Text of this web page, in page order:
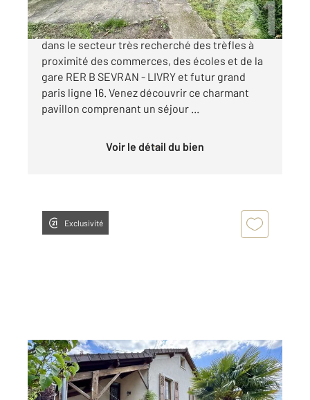
SEVRAN QUARTIER TREFLES Idéalement situé
dans le secteur très recherché des trèfles à
proximité des commerces, des écoles et de la
gare RER B SEVRAN - LIVRY et futur grand
paris ligne 16. Venez découvrir ce charmant
pavillon comprenant un séjour ...
Voir le détail du bien
Exclusivité
SEVRAN 93
90 m2, 5 pièces
Ref : 19695